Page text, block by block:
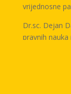
vrijednosne
Dr.sc. Dejan
pravnih
Sarajevu
vrijednosne